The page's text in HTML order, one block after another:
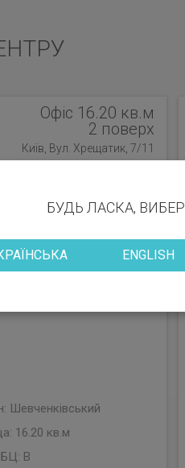
Офіс 16.20 кв.м
2 поверх
Київ, Вул. Хрещатик, 7/11
Шевченківський
16.20 кв.м
B
БУДЬ ЛАСКА,
ENGLISH